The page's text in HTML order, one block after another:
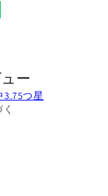
ー
3.75つ星